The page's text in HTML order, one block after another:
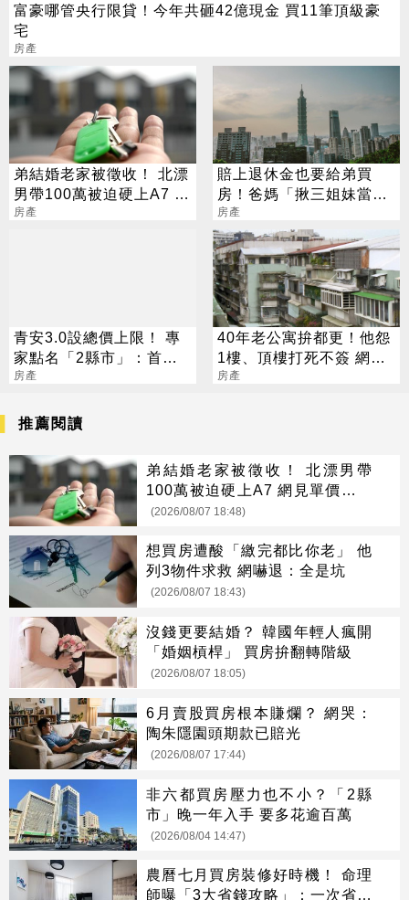
富豪哪管央行限貸！今年共砸42億現金 買11筆頂級豪
宅
房產
弟結婚老家被徵收！ 北漂
男帶100萬被迫硬上A7 網
見單價驚呆了
房產
賠上退休金也要給弟買
房！爸媽「揪三姐妹當伏
弟魔」：沒錢結婚登記就
好
房產
青安3.0設總價上限！ 專
家點名「2縣市」：首購
吃力了
房產
40年老公寓拚都更！他怨
1樓、頂樓打死不簽 網嘆
很正常
房產
推薦閱讀
弟結婚老家被徵收！ 北漂男帶
100萬被迫硬上A7 網見單價驚呆
了
(2026/08/07 18:48)
想買房遭酸「繳完都比你老」 他
列3物件求救 網嚇退：全是坑
(2026/08/07 18:43)
沒錢更要結婚？ 韓國年輕人瘋開
「婚姻槓桿」 買房拚翻轉階級
(2026/08/07 18:05)
6月賣股買房根本賺爛？ 網哭：
陶朱隱園頭期款已賠光
(2026/08/07 17:44)
非六都買房壓力也不小？「2縣
市」晚一年入手 要多花逾百萬
(2026/08/04 14:47)
農曆七月買房裝修好時機！ 命理
師曝「3大省錢攻略」：一次省很